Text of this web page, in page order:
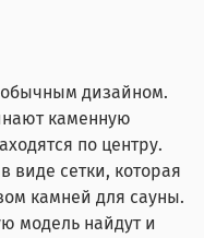
дизайном.
каменную
по центру.
виде сетки, которая
камней для сауны.
модель найдут и